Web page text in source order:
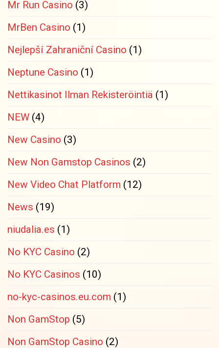
Mr Run Casino (3)
MrBen Casino (1)
Nejlepší Zahraniční Casino (1)
Neptune Casino (1)
Nettikasinot Ilman Rekisteröintiä (1)
NEW (4)
New Casino (3)
New Non Gamstop Casinos (2)
New Video Chat Platform (12)
News (19)
niudalia.es (1)
No KYC Casino (2)
No KYC Casinos (10)
no-kyc-casinos.eu.com (1)
Non GamStop (5)
Non GamStop Casino (2)